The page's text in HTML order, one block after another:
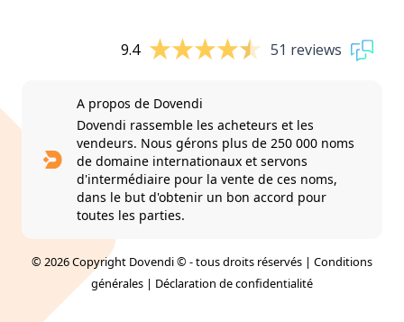
9.4 51 reviews
A propos de Dovendi
Dovendi rassemble les acheteurs et les
vendeurs. Nous gérons plus de 250 000 noms
de domaine internationaux et servons
d'intermédiaire pour la vente de ces noms,
dans le but d'obtenir un bon accord pour
toutes les parties.
© 2026 Copyright Dovendi © - tous droits réservés | Conditions
générales | Déclaration de confidentialité